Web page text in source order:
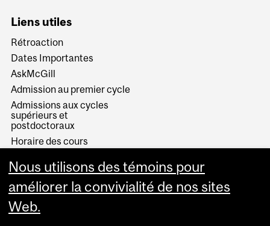
Liens utiles
Rétroaction
Dates Importantes
AskMcGill
Admission au premier cycle
Admissions aux cycles
supérieurs et
postdoctoraux
Horaire des cours
Services aux étudiants
Nous utilisons des témoins pour
améliorer la convivialité de nos sites
Web.